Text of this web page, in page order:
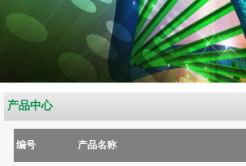
产品中心
编号 产品名称